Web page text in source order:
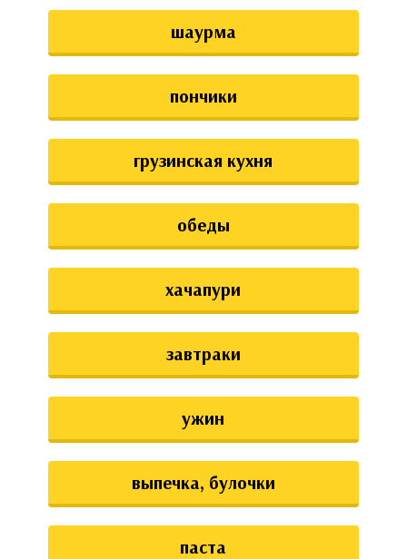
шаурма
пончики
грузинская кухня
обеды
хачапури
завтраки
ужин
выпечка, булочки
паста